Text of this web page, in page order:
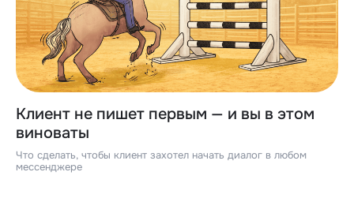
Клиент не пишет первым — и вы в этом
виноваты
Что сделать, чтобы клиент захотел начать диалог в любом
мессенджере